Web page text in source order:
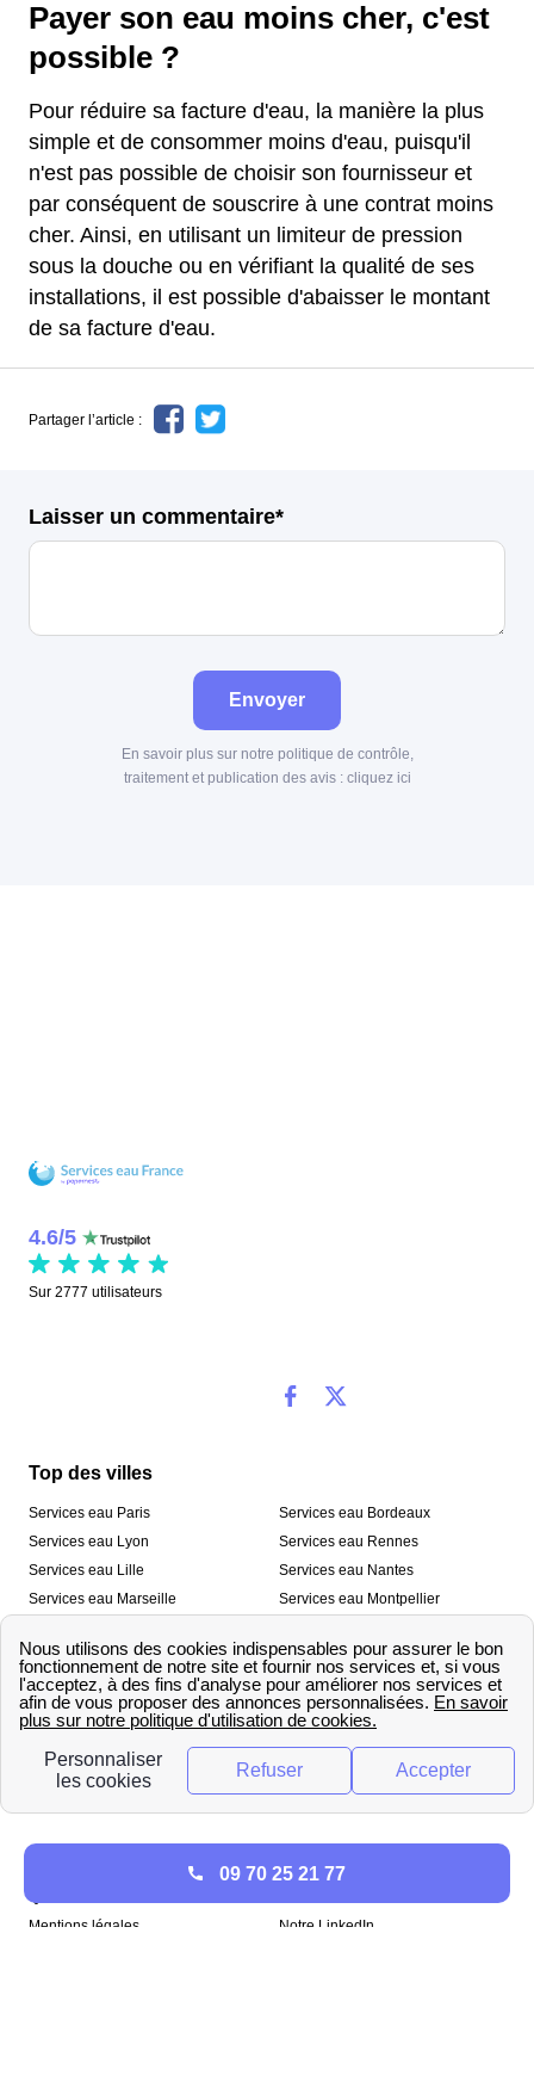
Payer son eau moins cher, c'est
possible ?
Pour réduire sa facture d'eau, la manière la plus
simple et de consommer moins d'eau, puisqu'il
n'est pas possible de choisir son fournisseur et
par conséquent de souscrire à une contrat moins
cher. Ainsi, en utilisant un limiteur de pression
sous la douche ou en vérifiant la qualité de ses
installations, il est possible d'abaisser le montant
de sa facture d'eau.
Partager l’article :
Laisser un commentaire*
Envoyer
En savoir plus sur notre politique de contrôle,
traitement et publication des avis : cliquez ici
4.6/5
Sur 2777 utilisateurs
Top des villes
Services eau Paris
Services eau Lyon
Services eau Lille
Services eau Marseille
Services eau Toulon
Services eau Bordeaux
Services eau Rennes
Services eau Nantes
Services eau Montpellier
Services eau Strasbourg
Nos outils
🛁 Simulateur consommation eau
💧 Comparer les fournisseurs
d’eau
Qui sommes-nous ?
Mentions légales
Notre LinkedIn
09 70 25 21 77